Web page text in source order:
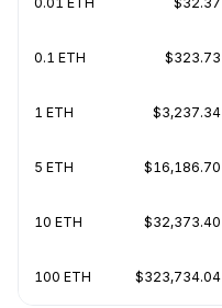
0.1 ETH $323.73
1 ETH $3,237.34
5 ETH $16,186.70
10 ETH $32,373.40
100 ETH $323,734.04